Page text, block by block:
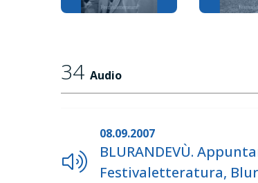
34 Audio
08.09.2007
BLURANDEVÙ.
Festivaletteratura,